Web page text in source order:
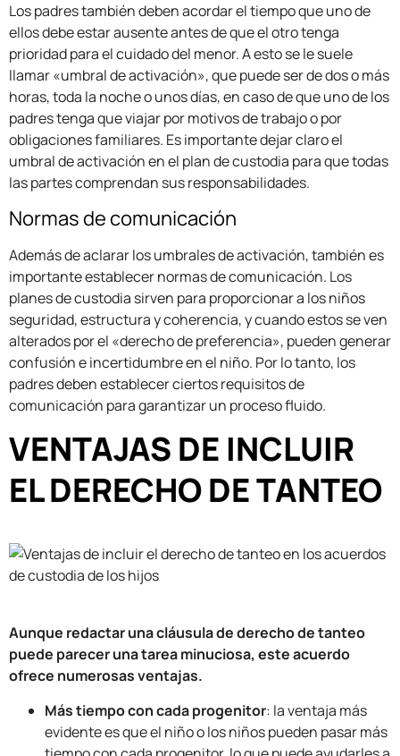
Los padres también deben acordar el tiempo que uno de
ellos debe estar ausente antes de que el otro tenga
prioridad para el cuidado del menor. A esto se le suele
llamar «umbral de activación», que puede ser de dos o más
horas, toda la noche o unos días, en caso de que uno de los
padres tenga que viajar por motivos de trabajo o por
obligaciones familiares. Es importante dejar claro el
umbral de activación en el plan de custodia para que todas
las partes comprendan sus responsabilidades.
Normas de comunicación
Además de aclarar los umbrales de activación, también es
importante establecer normas de comunicación. Los
planes de custodia sirven para proporcionar a los niños
seguridad, estructura y coherencia, y cuando estos se ven
alterados por el «derecho de preferencia», pueden generar
confusión e incertidumbre en el niño. Por lo tanto, los
padres deben establecer ciertos requisitos de
comunicación para garantizar un proceso fluido.
VENTAJAS DE INCLUIR
EL DERECHO DE TANTEO
Aunque redactar una cláusula de derecho de tanteo
puede parecer una tarea minuciosa, este acuerdo
ofrece numerosas ventajas.
Más tiempo con cada progenitor: la ventaja más
evidente es que el niño o los niños pueden pasar más